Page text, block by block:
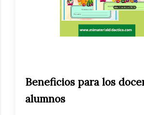
Beneficios para los
alumnos